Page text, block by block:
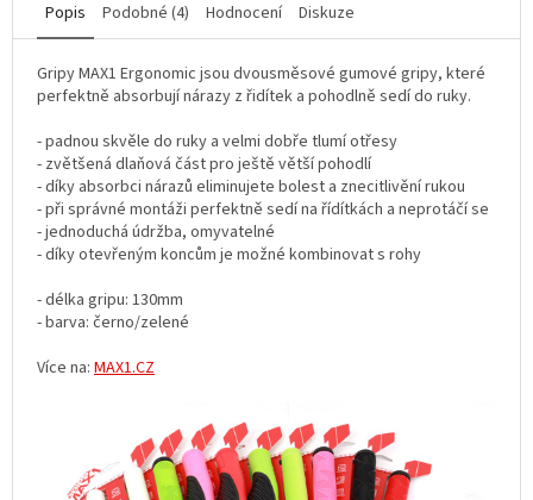
Popis Podobné (4) Hodnocení Diskuze
Gripy MAX1 Ergonomic jsou dvousměsové gumové gripy, které
perfektně absorbují nárazy z řidítek a pohodlně sedí do ruky.
- padnou skvěle do ruky a velmi dobře tlumí otřesy
- zvětšená dlaňová část pro ještě větší pohodlí
- díky absorbci nárazů eliminujete bolest a znecitlivění rukou
- při správné montáži perfektně sedí na řídítkách a neprotáčí se
- jednoduchá údržba, omyvatelné
- díky otevřeným koncům je možné kombinovat s rohy
- délka gripu: 130mm
- barva: černo/zelené
Více na: MAX1.CZ